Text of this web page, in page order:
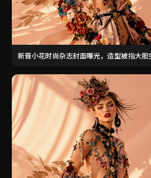
新晋小花时尚杂志封面曝光，造型被指大胆